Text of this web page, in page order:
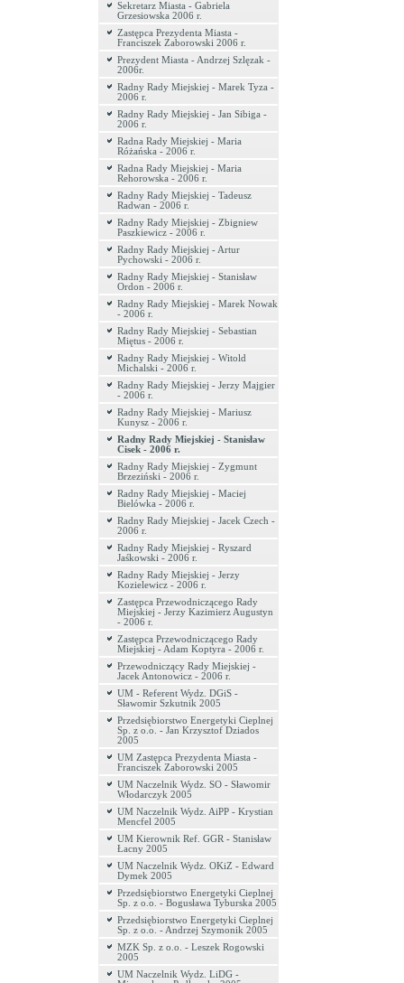
Sekretarz Miasta - Gabriela
Grzesiowska 2006 r.
Zastępca Prezydenta Miasta -
Franciszek Zaborowski 2006 r.
Prezydent Miasta - Andrzej Szlęzak -
2006r.
Radny Rady Miejskiej - Marek Tyza -
2006 r.
Radny Rady Miejskiej - Jan Sibiga -
2006 r.
Radna Rady Miejskiej - Maria
Różańska - 2006 r.
Radna Rady Miejskiej - Maria
Rehorowska - 2006 r.
Radny Rady Miejskiej - Tadeusz
Radwan - 2006 r.
Radny Rady Miejskiej - Zbigniew
Paszkiewicz - 2006 r.
Radny Rady Miejskiej - Artur
Pychowski - 2006 r.
Radny Rady Miejskiej - Stanisław
Ordon - 2006 r.
Radny Rady Miejskiej - Marek Nowak
- 2006 r.
Radny Rady Miejskiej - Sebastian
Miętus - 2006 r.
Radny Rady Miejskiej - Witold
Michalski - 2006 r.
Radny Rady Miejskiej - Jerzy Majgier
- 2006 r.
Radny Rady Miejskiej - Mariusz
Kunysz - 2006 r.
Radny Rady Miejskiej - Stanisław
Cisek - 2006 r.
Radny Rady Miejskiej - Zygmunt
Brzeziński - 2006 r.
Radny Rady Miejskiej - Maciej
Bielówka - 2006 r.
Radny Rady Miejskiej - Jacek Czech -
2006 r.
Radny Rady Miejskiej - Ryszard
Jaśkowski - 2006 r.
Radny Rady Miejskiej - Jerzy
Kozielewicz - 2006 r.
Zastępca Przewodniczącego Rady
Miejskiej - Jerzy Kazimierz Augustyn
- 2006 r.
Zastępca Przewodniczącego Rady
Miejskiej - Adam Koptyra - 2006 r.
Przewodniczący Rady Miejskiej -
Jacek Antonowicz - 2006 r.
UM - Referent Wydz. DGiS -
Sławomir Szkutnik 2005
Przedsiębiorstwo Energetyki Cieplnej
Sp. z o.o. - Jan Krzysztof Dziados
2005
UM Zastępca Prezydenta Miasta -
Franciszek Zaborowski 2005
UM Naczelnik Wydz. SO - Sławomir
Włodarczyk 2005
UM Naczelnik Wydz. AiPP - Krystian
Mencfel 2005
UM Kierownik Ref. GGR - Stanisław
Łacny 2005
UM Naczelnik Wydz. OKiZ - Edward
Dymek 2005
Przedsiębiorstwo Energetyki Cieplnej
Sp. z o.o. - Bogusława Tyburska 2005
Przedsiębiorstwo Energetyki Cieplnej
Sp. z o.o. - Andrzej Szymonik 2005
MZK Sp. z o.o. - Leszek Rogowski
2005
UM Naczelnik Wydz. LiDG -